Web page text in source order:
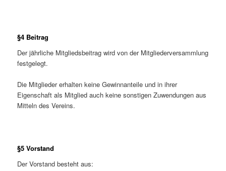
§4 Beitrag
Der jährliche Mitgliedsbeitrag wird von der Mitgliederversammlung
festgelegt.
Die Mitglieder erhalten keine Gewinnanteile und in ihrer
Eigenschaft als Mitglied auch keine sonstigen Zuwendungen aus
Mitteln des Vereins.
§5 Vorstand
Der Vorstand besteht aus: